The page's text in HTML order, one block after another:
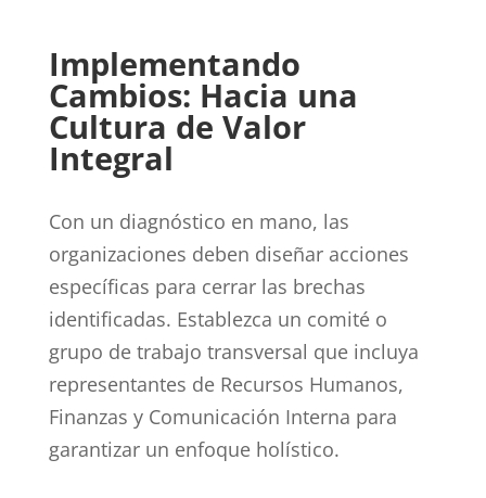
Implementando
Cambios: Hacia una
Cultura de Valor
Integral
Con un diagnóstico en mano, las
organizaciones deben diseñar acciones
específicas para cerrar las brechas
identificadas. Establezca un comité o
grupo de trabajo transversal que incluya
representantes de Recursos Humanos,
Finanzas y Comunicación Interna para
garantizar un enfoque holístico.